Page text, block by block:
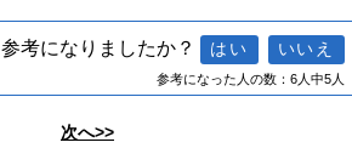
参考になりましたか？
参考になった人の数：6人中5人
次へ>>